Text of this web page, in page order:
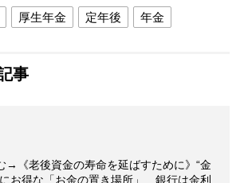
厚生年金 定年後 年金
事
《老後資金の寿命を延ばすために》“金
お得な「お金の置き場所」 銀行は金利